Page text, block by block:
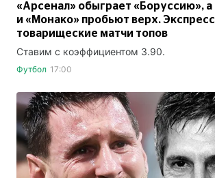
«Арсенал» обыграет «Боруссию», а
и «Монако» пробьют верх.
товарищеские матчи топов
Ставим с коэффициентом 3.90.
Футбол 17:00